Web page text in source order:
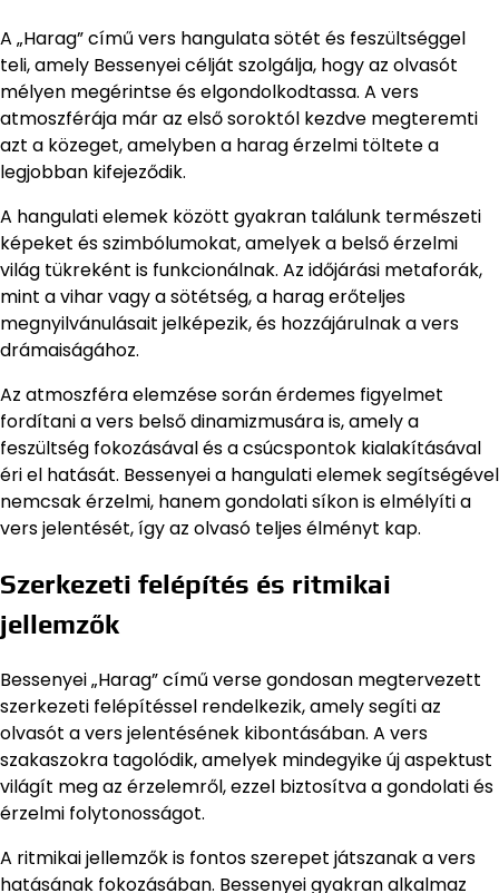
A „Harag” című vers hangulata sötét és feszültséggel
teli, amely Bessenyei célját szolgálja, hogy az olvasót
mélyen megérintse és elgondolkodtassa. A vers
atmoszférája már az első soroktól kezdve megteremti
azt a közeget, amelyben a harag érzelmi töltete a
legjobban kifejeződik.
A hangulati elemek között gyakran találunk természeti
képeket és szimbólumokat, amelyek a belső érzelmi
világ tükreként is funkcionálnak. Az időjárási metaforák,
mint a vihar vagy a sötétség, a harag erőteljes
megnyilvánulásait jelképezik, és hozzájárulnak a vers
drámaiságához.
Az atmoszféra elemzése során érdemes figyelmet
fordítani a vers belső dinamizmusára is, amely a
feszültség fokozásával és a csúcspontok kialakításával
éri el hatását. Bessenyei a hangulati elemek segítségével
nemcsak érzelmi, hanem gondolati síkon is elmélyíti a
vers jelentését, így az olvasó teljes élményt kap.
Szerkezeti felépítés és ritmikai
jellemzők
Bessenyei „Harag” című verse gondosan megtervezett
szerkezeti felépítéssel rendelkezik, amely segíti az
olvasót a vers jelentésének kibontásában. A vers
szakaszokra tagolódik, amelyek mindegyike új aspektust
világít meg az érzelemről, ezzel biztosítva a gondolati és
érzelmi folytonosságot.
A ritmikai jellemzők is fontos szerepet játszanak a vers
hatásának fokozásában. Bessenyei gyakran alkalmaz